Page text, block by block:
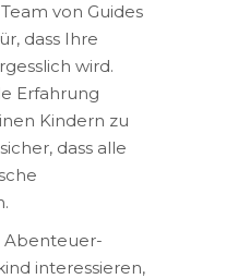
von Guides
dass Ihre
wird.
Erfahrung
Kindern zu
dass alle
Abenteuer-
interessieren,